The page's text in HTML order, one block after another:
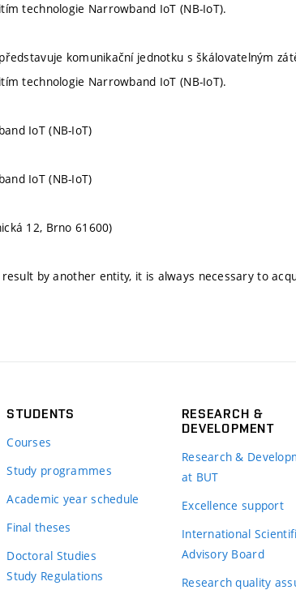
technologie Narrowband IoT (NB-IoT).
komunikační jednotku s škálovatelným
technologie Narrowband IoT (NB-IoT).
IoT (NB-IoT)
IoT (NB-IoT)
12, Brno 61600)
by another entity, it is always necessary to
STUDENTS
Courses
Study programmes
Academic year schedule
Final theses
Doctoral Studies
Study Regulations
RESEARCH &
DEVELOPMENT
Research &
at BUT
Excellence support
International
Advisory Board
Research quality